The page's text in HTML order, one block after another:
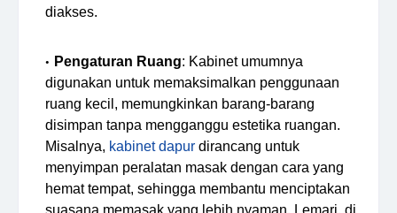
diakses.
Pengaturan Ruang: Kabinet umumnya
digunakan untuk memaksimalkan penggunaan
ruang kecil, memungkinkan barang-barang
disimpan tanpa mengganggu estetika ruangan.
Misalnya, kabinet dapur dirancang untuk
menyimpan peralatan masak dengan cara yang
hemat tempat, sehingga membantu menciptakan